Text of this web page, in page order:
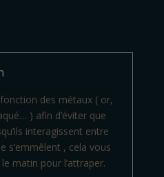
des métaux ( or,
) afin d’éviter que
interagissent entre
s’emmêlent , cela vous
matin pour l’attraper.